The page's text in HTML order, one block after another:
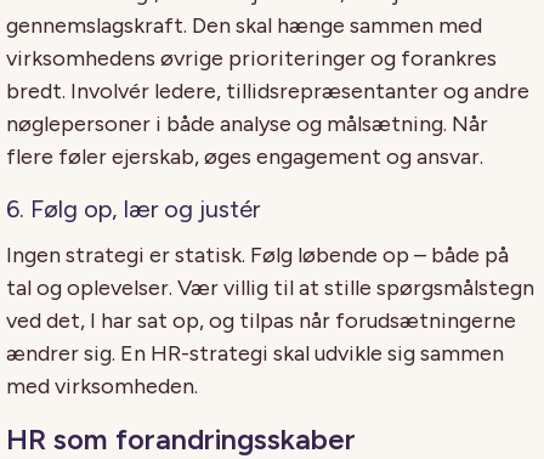
gennemslagskraft. Den skal hænge sammen med
virksomhedens øvrige prioriteringer og forankres
bredt. Involvér ledere, tillidsrepræsentanter og andre
nøglepersoner i både analyse og målsætning. Når
flere føler ejerskab, øges engagement og ansvar.
6. Følg op, lær og justér
Ingen strategi er statisk. Følg løbende op – både på
tal og oplevelser. Vær villig til at stille spørgsmålstegn
ved det, I har sat op, og tilpas når forudsætningerne
ændrer sig. En HR-strategi skal udvikle sig sammen
med virksomheden.
HR som forandringsskaber